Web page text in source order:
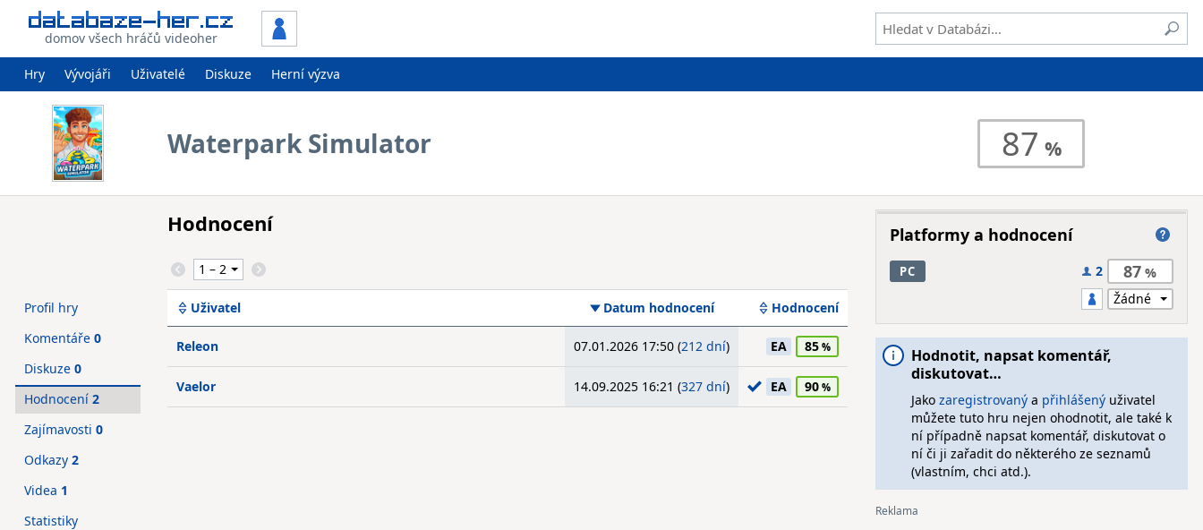
domov všech hráčů videoher
Hry Vývojáři Uživatelé Diskuze Herní výzva
Waterpark Simulator 87
Hodnocení
Uživatel Datum hodnocení Hodnocení
Releon 07.01.2026 17:50 (212 dní) EA 85
Vaelor 14.09.2025 16:21 (327 dní) EA 90
Profil hry
Komentáře 0
Diskuze 0
Hodnocení 2
Zajímavosti 0
Odkazy 2
Videa 1
Statistiky
Platformy a hodnocení
PC 2 87
Hodnotit, napsat komentář,
diskutovat…
Jako zaregistrovanýa přihlášenýuživatel
můžete tuto hru nejen ohodnotit, ale také k
ní případně napsat komentář, diskutovat o
ní či ji zařadit do některého ze seznamů
(vlastním, chci atd.).